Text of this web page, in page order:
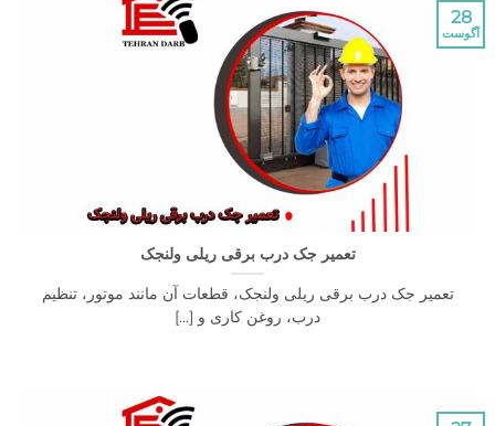
تعمیر جک درب برقی ریلی ولنجک
جک درب برقی ریلی ولنجک، قطعات آن مانند موتور، تنظیم
درب، روغن کاری و [...]